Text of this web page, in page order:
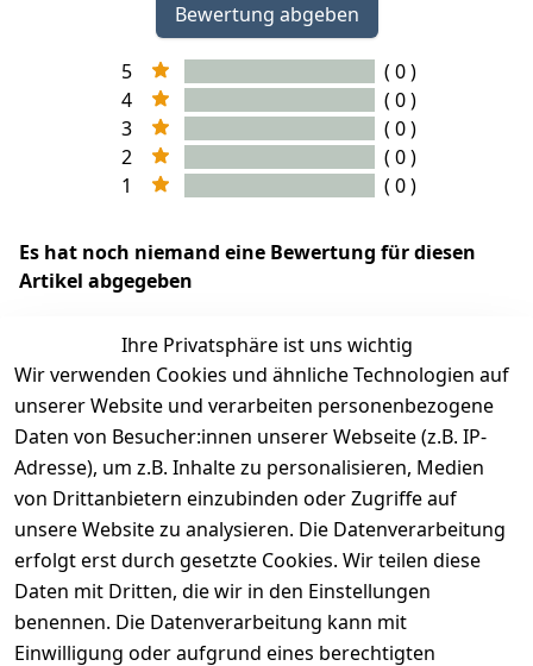
Bewertung abgeben
5
( 0 )
4
( 0 )
3
( 0 )
2
( 0 )
1
( 0 )
Es hat noch niemand eine Bewertung für diesen
Artikel abgegeben
EU-Verantwortliche Person - klicken Sie für Details
Ihre Privatsphäre ist uns wichtig
Wir verwenden Cookies und ähnliche Technologien auf
unserer Website und verarbeiten personenbezogene
Daten von Besucher:innen unserer Webseite (z.B. IP-
Adresse), um z.B. Inhalte zu personalisieren, Medien
von Drittanbietern einzubinden oder Zugriffe auf
unsere Website zu analysieren. Die Datenverarbeitung
erfolgt erst durch gesetzte Cookies. Wir teilen diese
Daten mit Dritten, die wir in den Einstellungen
benennen. Die Datenverarbeitung kann mit
Einwilligung oder aufgrund eines berechtigten